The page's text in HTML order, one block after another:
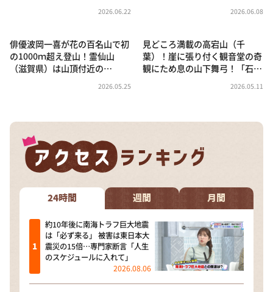
2026.06.22 2026.06.08
俳優波岡一喜が花の百名山で初
の1000ｍ超え登山！霊仙山
（滋賀県）は山頂付近の…
2026.05.25
見どころ満載の高宕山（千
葉）！崖に張り付く観音堂の奇
観にため息の山下舞弓！「石…
2026.05.11
24時間 週間 月間
約10年後に南海トラフ巨大地震
は「必ず来る」 被害は東日本大
震災の15倍…専門家断言「人生
のスケジュールに入れて」
2026.08.06